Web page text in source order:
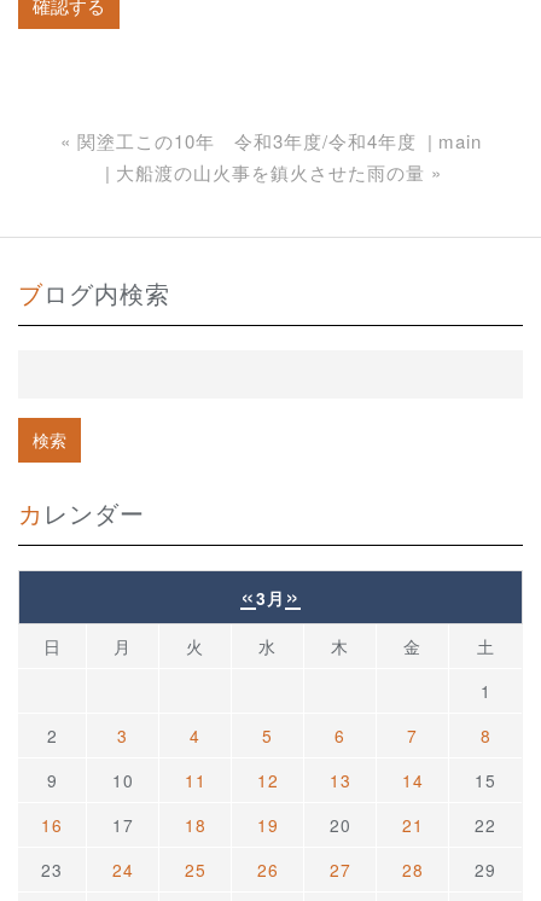
« 関塗工この10年 令和3年度/令和4年度
main
大船渡の山火事を鎮火させた雨の量 »
ブログ内検索
カレンダー
«3月 »
日 月 火 水 木 金
土
1
2
3 4 5 6 7
8
9
10 11 12 13 14
15
16
17 18 19 20 21
22
23
24 25 26 27 28
29